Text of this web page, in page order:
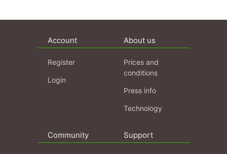
Account
Register
Login
About us
Prices and
conditions
Press info
Technology
Community Support